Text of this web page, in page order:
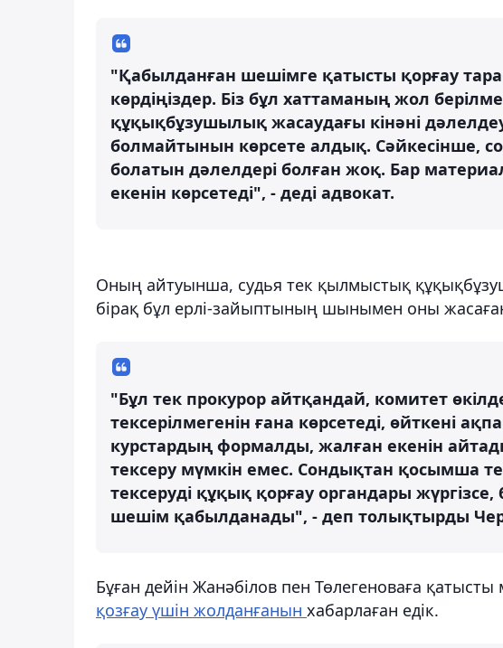
"Қабылданған шешімге қатысты қорғау
көрдіңіздер. Біз бұл хаттаманың жол
құқықбұзушылық жасаудағы кінәні
болмайтынын көрсете алдық. Сәйкесінше,
болатын дәлелдері болған жоқ. Бар
екенін көрсетеді", - деді адвокат.
Оның айтуынша, судья тек қылмыстық
бірақ бұл ерлі-зайыптының шынымен оны
"Бұл тек прокурор айтқандай, комитет
тексерілмегенін ғана көрсетеді, өйткені
курстардың формалды, жалған екенін
тексеру мүмкін емес. Сондықтан қосымша
тексеруді құқық қорғау органдары
шешім қабылданады", - деп толықтырды
Бұған дейін Жанәбілов пен Төлегеноваға
қозғау үшін жолданғанын хабарлаған едік.